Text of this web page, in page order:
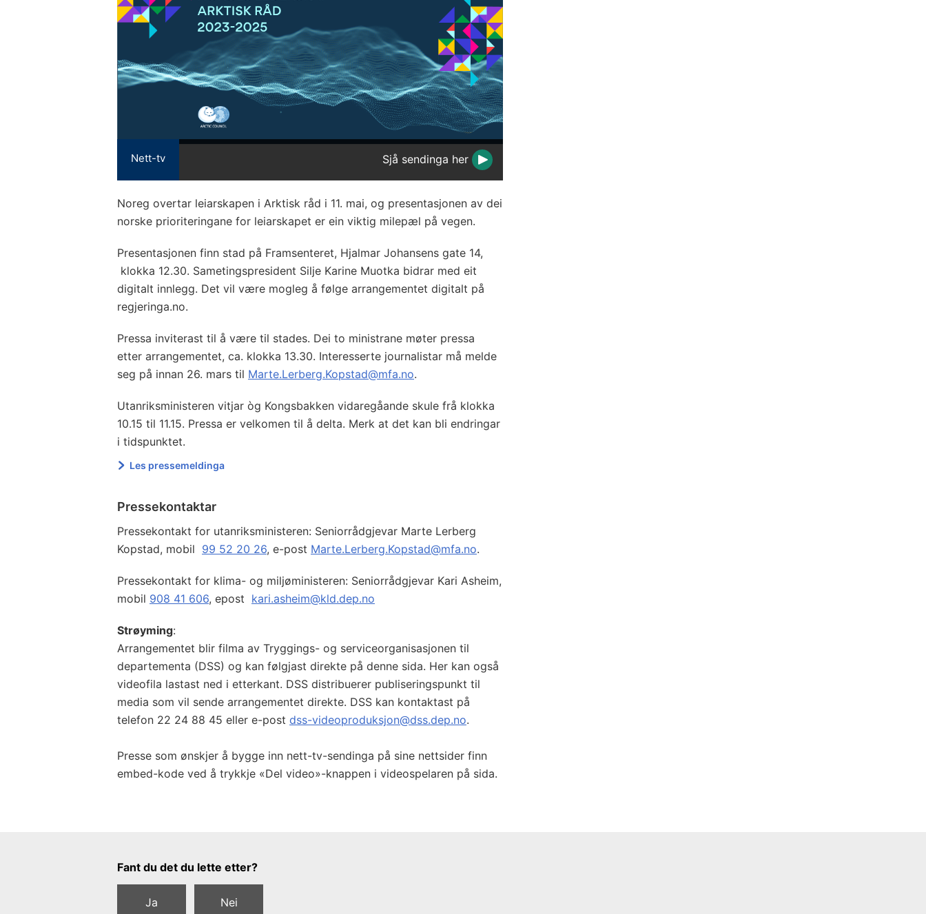
Nett-tv Sjå sendinga her
Noreg overtar leiarskapen i Arktisk råd i 11. mai, og presentasjonen av dei
norske prioriteringane for leiarskapet er ein viktig milepæl på vegen.
Presentasjonen finn stad på Framsenteret, Hjalmar Johansens gate 14,
klokka 12.30. Sametingspresident Silje Karine Muotka bidrar med eit
digitalt innlegg. Det vil være mogleg å følge arrangementet digitalt på
regjeringa.no.
Pressa inviterast til å være til stades. Dei to ministrane møter pressa
etter arrangementet, ca. klokka 13.30. Interesserte journalistar må melde
seg på innan 26. mars til Marte.Lerberg.Kopstad@mfa.no.
Utanriksministeren vitjar òg Kongsbakken vidaregåande skule frå klokka
10.15 til 11.15. Pressa er velkomen til å delta. Merk at det kan bli endringar
i tidspunktet.
Les pressemeldinga
Pressekontaktar
Pressekontakt for utanriksministeren: Seniorrådgjevar Marte Lerberg
Kopstad, mobil 99 52 20 26, e-post Marte.Lerberg.Kopstad@mfa.no.
Pressekontakt for klima- og miljøministeren: Seniorrådgjevar Kari Asheim,
mobil 908 41 606, epost kari.asheim@kld.dep.no
Strøyming:
Arrangementet blir filma av Tryggings- og serviceorganisasjonen til
departementa (DSS) og kan følgjast direkte på denne sida. Her kan også
videofila lastast ned i etterkant. DSS distribuerer publiseringspunkt til
media som vil sende arrangementet direkte. DSS kan kontaktast på
telefon 22 24 88 45 eller e-post dss-videoproduksjon@dss.dep.no.
Presse som ønskjer å bygge inn nett-tv-sendinga på sine nettsider finn
embed-kode ved å trykkje «Del video»-knappen i videospelaren på sida.
Tilbakemeldingsskjema
Fant du det du lette etter?
Ja Nei